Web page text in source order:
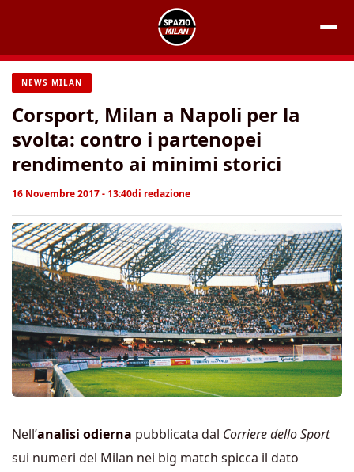
contenuto
NEWS MILAN
Corsport, Milan a Napoli per la
svolta: contro i partenopei
rendimento ai minimi storici
16 Novembre 2017 - 13:40di redazione
Nell’analisi odierna pubblicata dal Corriere dello Sport
sui numeri del Milan nei big match spicca il dato